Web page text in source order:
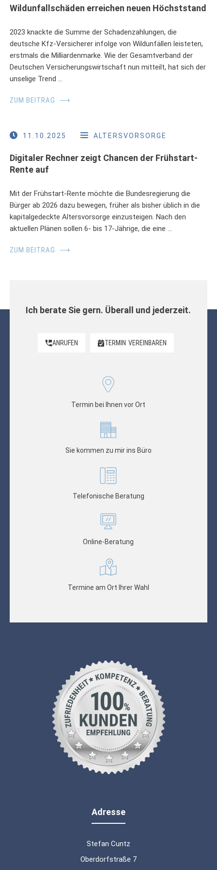
Wildunfallschäden erreichen neuen Höchststand
2023 knackte die Summe der Schadenzahlungen, die
deutsche Kfz-Versicherer infolge von Wildunfällen leisteten,
erstmals die Milliardenmarke. Wie der Gesamtverband der
Deutschen Versicherungswirtschaft nun mitteilt, hat sich der
unselige Trend …
ZUM BEITRAG ⟶
11.10.2025 ALTERSVORSORGE
Digitaler Rechner zeigt Chancen der Frühstart-
Rente auf
Mit der Frühstart-Rente möchte die Bundesregierung die
Bürger ab 2026 dazu bewegen, früher als bisher üblich in die
kapitalgedeckte Altersvorsorge einzusteigen. Nach den
aktuellen Plänen sollen 6- bis 17-Jährige, die eine …
ZUM BEITRAG ⟶
Ich berate Sie gern. Überall und jederzeit.
ANRUFEN TERMIN VEREINBAREN
Termin bei Ihnen vor Ort
Sie kommen zu mir ins Büro
Telefonische Beratung
Online-Beratung
Termine am Ort Ihrer Wahl
Adresse
Stefan Cuntz
Oberdorfstraße 7